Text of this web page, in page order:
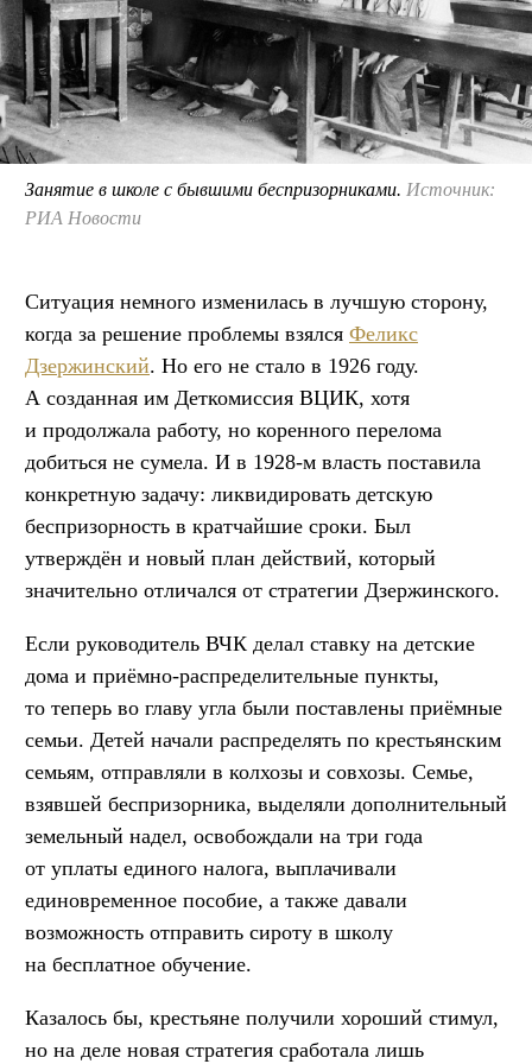
Занятие в школе с бывшими беспризорниками. Источник:
РИА Новости
Ситуация немного изменилась в лучшую сторону,
когда за решение проблемы взялся Феликс
Дзержинский. Но его не стало в 1926 году.
А созданная им Деткомиссия ВЦИК, хотя
и продолжала работу, но коренного перелома
добиться не сумела. И в 1928-м власть поставила
конкретную задачу: ликвидировать детскую
беспризорность в кратчайшие сроки. Был
утверждён и новый план действий, который
значительно отличался от стратегии Дзержинского.
Если руководитель ВЧК делал ставку на детские
дома и приёмно-распределительные пункты,
то теперь во главу угла были поставлены приёмные
семьи. Детей начали распределять по крестьянским
семьям, отправляли в колхозы и совхозы. Семье,
взявшей беспризорника, выделяли дополнительный
земельный надел, освобождали на три года
от уплаты единого налога, выплачивали
единовременное пособие, а также давали
возможность отправить сироту в школу
на бесплатное обучение.
Казалось бы, крестьяне получили хороший стимул,
но на деле новая стратегия сработала лишь